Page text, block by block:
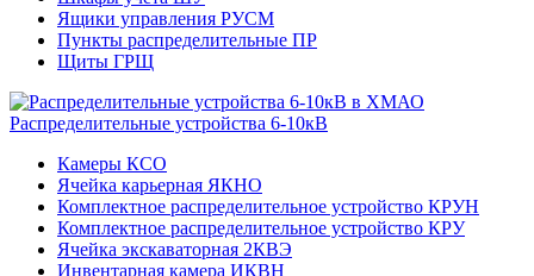
Ящики управления РУСМ
Пункты распределительные ПР
Щиты ГРЩ
Распределительные устройства 6-10кВ
Камеры КСО
Ячейка карьерная ЯКНО
Комплектное распределительное устройство КРУН
Комплектное распределительное устройство КРУ
Ячейка экскаваторная 2КВЭ
Инвентарная камера ИКВН